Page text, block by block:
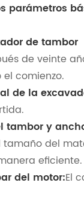
parámetros
de tambor
de veinte
comienzo.
de la
tambor y
del
eficiente.
del motor:El